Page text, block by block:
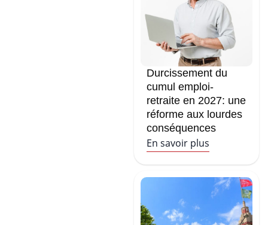
Durcissement du
cumul emploi-
retraite en 2027: une
réforme aux lourdes
conséquences
En savoir plus